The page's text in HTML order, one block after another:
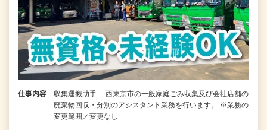
仕事内容
収集運搬助手 西東京市の一般家庭ごみ収集及び会社店舗の
廃棄物回収・分別のアシスタント業務を行います。 ※業務の
変更範囲／変更なし